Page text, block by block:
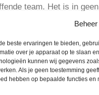
beste ervaringen te bieden,
over je apparaat op te slaan
kunnen wij gegevens
Als je geen toestemming
hebben op bepaalde functies en
team. Het is in
bij de leider of
voert een visuele
invullen van het
op het